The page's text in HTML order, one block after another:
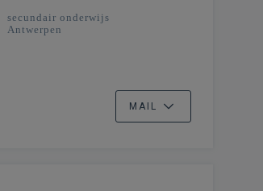
secundair onderwijs
Antwerpen
MAIL